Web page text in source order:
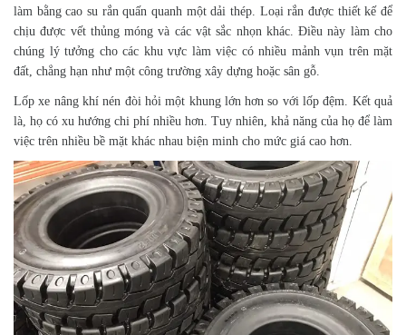
làm bằng cao su rắn quấn quanh một dải thép. Loại rắn được thiết kế để
chịu được vết thủng móng và các vật sắc nhọn khác. Điều này làm cho
chúng lý tưởng cho các khu vực làm việc có nhiều mảnh vụn trên mặt
đất, chẳng hạn như một công trường xây dựng hoặc sân gỗ.
Lốp xe nâng khí nén đòi hỏi một khung lớn hơn so với lốp đệm. Kết quả
là, họ có xu hướng chi phí nhiều hơn. Tuy nhiên, khả năng của họ để làm
việc trên nhiều bề mặt khác nhau biện minh cho mức giá cao hơn.